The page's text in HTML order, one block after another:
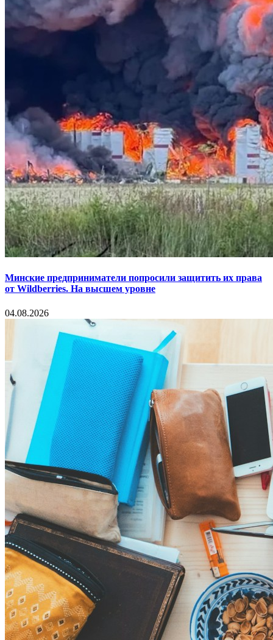
Минские предприниматели попросили защитить их права
от Wildberries. На высшем уровне
04.08.2026